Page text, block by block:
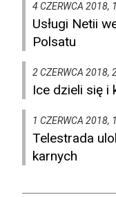
4 CZERWCA 2018,
Usługi Netii
Polsatu
2 CZERWCA 2018,
Ice dzieli się i
1 CZERWCA 2018,
Telestrada
karnych